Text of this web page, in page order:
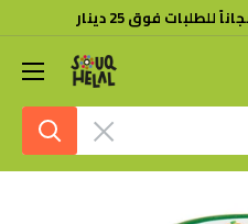
سوق
هلال
امسح